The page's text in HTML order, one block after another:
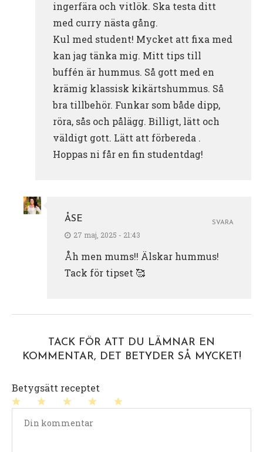
ingerfära och vitlök. Ska testa ditt
med curry nästa gång.
Kul med student! Mycket att fixa med
kan jag tänka mig. Mitt tips till
buffén är hummus. Så gott med en
krämig klassisk kikärtshummus. Så
bra tillbehör. Funkar som både dipp,
röra, sås och pålägg. Billigt, lätt och
väldigt gott. Lätt att förbereda .
Hoppas ni får en fin studentdag!
ÅSE
27 maj, 2025 - 21:43
Åh men mums!! Älskar hummus!
Tack för tipset 🥰
SVARA
TACK FÖR ATT DU LÄMNAR EN
KOMMENTAR, DET BETYDER SÅ MYCKET!
Betygsätt receptet
stjärnor
stjärnor
stjärnor
stjärna